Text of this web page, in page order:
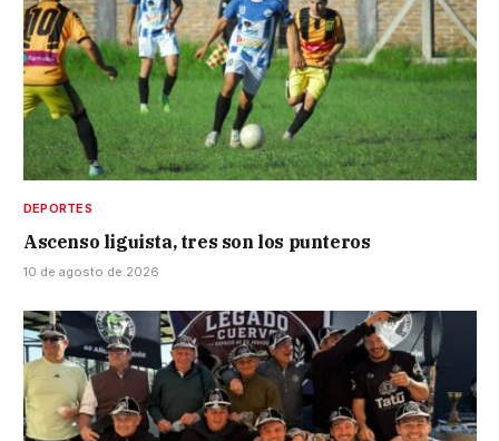
DEPORTES
Ascenso liguista, tres son los punteros
10 de agosto de 2026